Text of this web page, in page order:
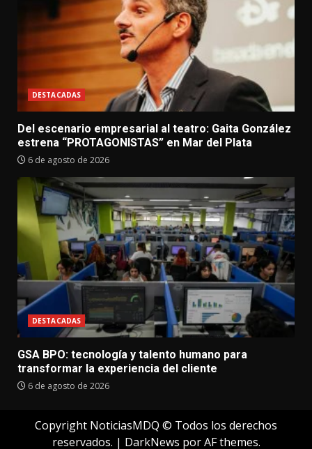
DESTACADAS
Del escenario empresarial al teatro: Gaita González
estrena “PROTAGONISTAS” en Mar del Plata
6 de agosto de 2026
DESTACADAS
GSA BPO: tecnología y talento humano para
transformar la experiencia del cliente
6 de agosto de 2026
Copyright NoticiasMDQ © Todos los derechos
reservados. | DarkNews por AF themes.